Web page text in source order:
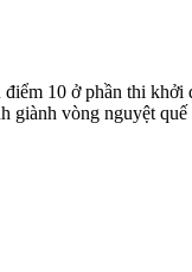
10 ở phần thi
vòng nguyệt quế